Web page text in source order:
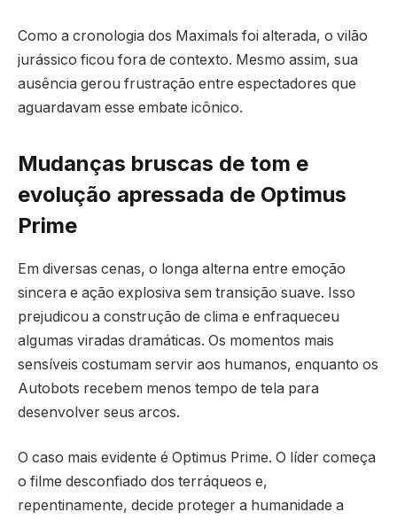
Como a cronologia dos Maximals foi alterada, o vilão
jurássico ficou fora de contexto. Mesmo assim, sua
ausência gerou frustração entre espectadores que
aguardavam esse embate icônico.
Mudanças bruscas de tom e
evolução apressada de Optimus
Prime
Em diversas cenas, o longa alterna entre emoção
sincera e ação explosiva sem transição suave. Isso
prejudicou a construção de clima e enfraqueceu
algumas viradas dramáticas. Os momentos mais
sensíveis costumam servir aos humanos, enquanto os
Autobots recebem menos tempo de tela para
desenvolver seus arcos.
O caso mais evidente é Optimus Prime. O líder começa
o filme desconfiado dos terráqueos e,
repentinamente, decide proteger a humanidade a